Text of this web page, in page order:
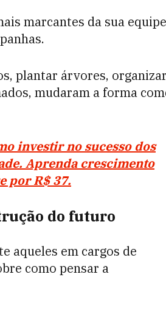
marcantes da sua equipe
plantar árvores, organizar
mudaram a forma
investir no sucesso dos
Aprenda crescimento
por R$ 37.
do futuro
aqueles em cargos de
como pensar a